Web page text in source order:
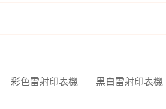
器彩色雷射印表機 黑白雷射印表機